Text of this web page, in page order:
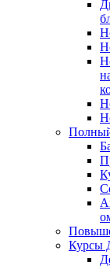
Курсы